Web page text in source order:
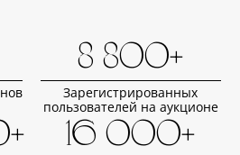
8 800+
Зарегистрированных
пользователей на аукционе
16 000+